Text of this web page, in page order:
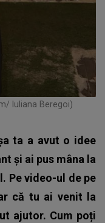
Iuliana Beregoi)
ta a avut o idee
și ai pus mâna la
Pe video-ul de pe
că tu ai venit la
ajutor. Cum poți